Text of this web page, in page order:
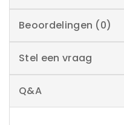
Beoordelingen (0)
Stel een vraag
Q&A